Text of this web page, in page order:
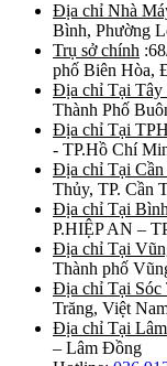
Địa chỉ Nhà
Bình, Phường
Trụ sở chính
phố Biên Hòa,
Địa chỉ Tại Tây
Thành Phố
Địa chỉ Tại
- TP.Hồ Chí
Địa chỉ Tại Cần
Thủy, TP. Cần
Địa chỉ Tại
P.HIỆP AN –
Địa chỉ Tại
Thành phố
Địa chỉ Tại Sóc
Trăng, Việt
Địa chỉ Tại
– Lâm Đồng